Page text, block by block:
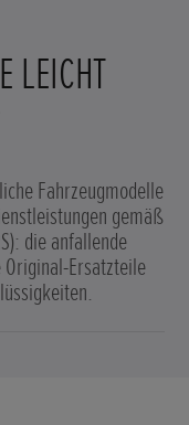
LEICHT
Fahrzeugmodelle
gemäß
die anfallende
Ersatzteile